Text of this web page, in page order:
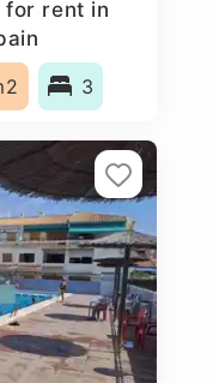
for rent in
3